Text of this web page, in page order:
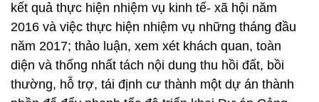
kết quả thực hiện nhiệm vụ kinh tế- xã hội năm
2016 và việc thực hiện nhiệm vụ những tháng đầu
năm 2017; thảo luận, xem xét khách quan, toàn
diện và thống nhất tách nội dung thu hồi đất, bồi
thường, hỗ trợ, tái định cư thành một dự án thành